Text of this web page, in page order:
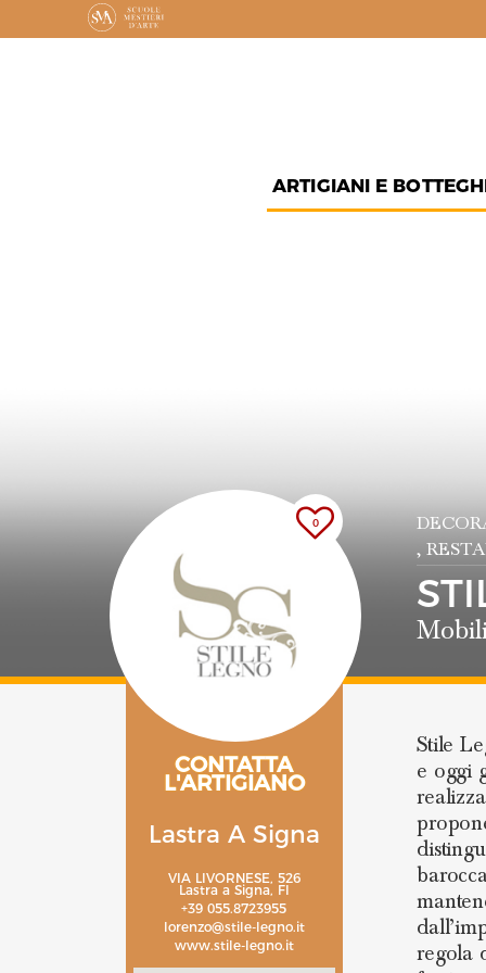
ARTIGIANI E
0
CONTATTA
L'ARTIGIANO
Lastra A Signa
VIA LIVORNESE, 526
Lastra a Signa, FI
+39 055.8723955
lorenzo@stile-legno.it
www.stile-legno.it
,
Stile
e oggi
regola